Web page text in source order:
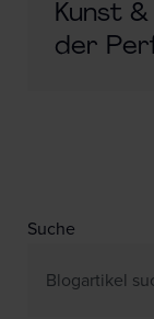
Kunst
der
Suche